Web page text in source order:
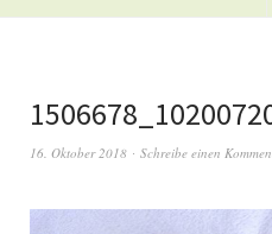
16. Oktober 2018 Schreibe einen